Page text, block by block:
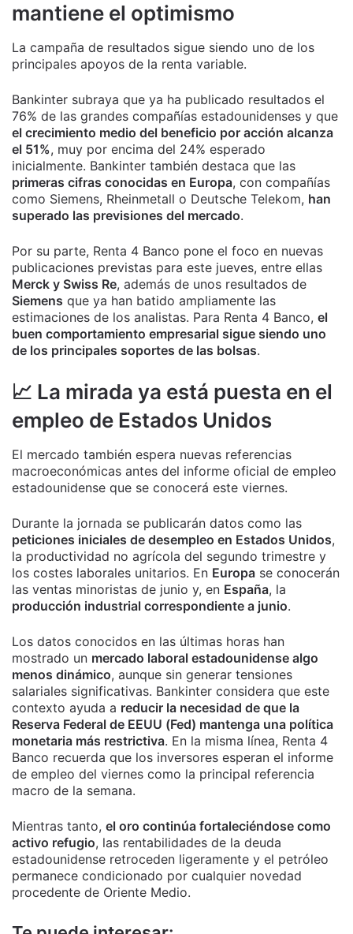
mantiene el optimismo
La campaña de resultados sigue siendo uno de los
principales apoyos de la renta variable.
Bankinter subraya que ya ha publicado resultados el
76% de las grandes compañías estadounidenses y que
el crecimiento medio del beneficio por acción alcanza
el 51%, muy por encima del 24% esperado
inicialmente. Bankinter también destaca que las
primeras cifras conocidas en Europa, con compañías
como Siemens, Rheinmetall o Deutsche Telekom, han
superado las previsiones del mercado.
Por su parte, Renta 4 Banco pone el foco en nuevas
publicaciones previstas para este jueves, entre ellas
Merck y Swiss Re, además de unos resultados de
Siemens que ya han batido ampliamente las
estimaciones de los analistas. Para Renta 4 Banco, el
buen comportamiento empresarial sigue siendo uno
de los principales soportes de las bolsas.
📈 La mirada ya está puesta en el
empleo de Estados Unidos
El mercado también espera nuevas referencias
macroeconómicas antes del informe oficial de empleo
estadounidense que se conocerá este viernes.
Durante la jornada se publicarán datos como las
peticiones iniciales de desempleo en Estados Unidos,
la productividad no agrícola del segundo trimestre y
los costes laborales unitarios. En Europa se conocerán
las ventas minoristas de junio y, en España, la
producción industrial correspondiente a junio.
Los datos conocidos en las últimas horas han
mostrado un mercado laboral estadounidense algo
menos dinámico, aunque sin generar tensiones
salariales significativas. Bankinter considera que este
contexto ayuda a reducir la necesidad de que la
Reserva Federal de EEUU (Fed) mantenga una política
monetaria más restrictiva. En la misma línea, Renta 4
Banco recuerda que los inversores esperan el informe
de empleo del viernes como la principal referencia
macro de la semana.
Mientras tanto, el oro continúa fortaleciéndose como
activo refugio, las rentabilidades de la deuda
estadounidense retroceden ligeramente y el petróleo
permanece condicionado por cualquier novedad
procedente de Oriente Medio.